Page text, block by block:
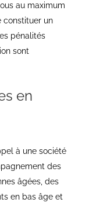
au maximum
constituer un
pénalités
sont
en
à une société
des
âgées, des
en bas âge et